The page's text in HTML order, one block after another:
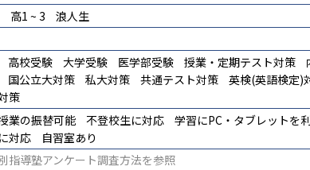
高1 ~ 3
浪人生
高校受験 大学受験 医学部受験 授業・定期テスト対策
国公立大対策 私大対策 共通テスト対策 英検(英語検定)
策
業の振替可能 不登校生に対応 学習にPC・タブレットを
対応
自習室あり
指導塾アンケート調査方法を参照